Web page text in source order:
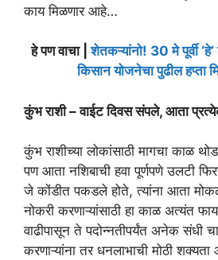
काय मिळणार आहे…
हे पण वाचा |शेतकऱ्यांनो! 30 मे पूर्वी
किसान योजनेचा पुढील हप्ता
कुंभ राशी – वाईट दिवस संपले, आता
कुंभ राशीच्या लोकांसाठी मागचा काळ
पण आता नशिबाची हवा पूर्णपणे उलटी
जे कोंडीत पकडले होते, त्यांना आता
नोकरी करणाऱ्यांसाठी हा काळ अत्यंत
वाढीपासून ते पदोन्नतीपर्यंत अनेक संधी
करणाऱ्यांना तर धनलाभाची मोठी